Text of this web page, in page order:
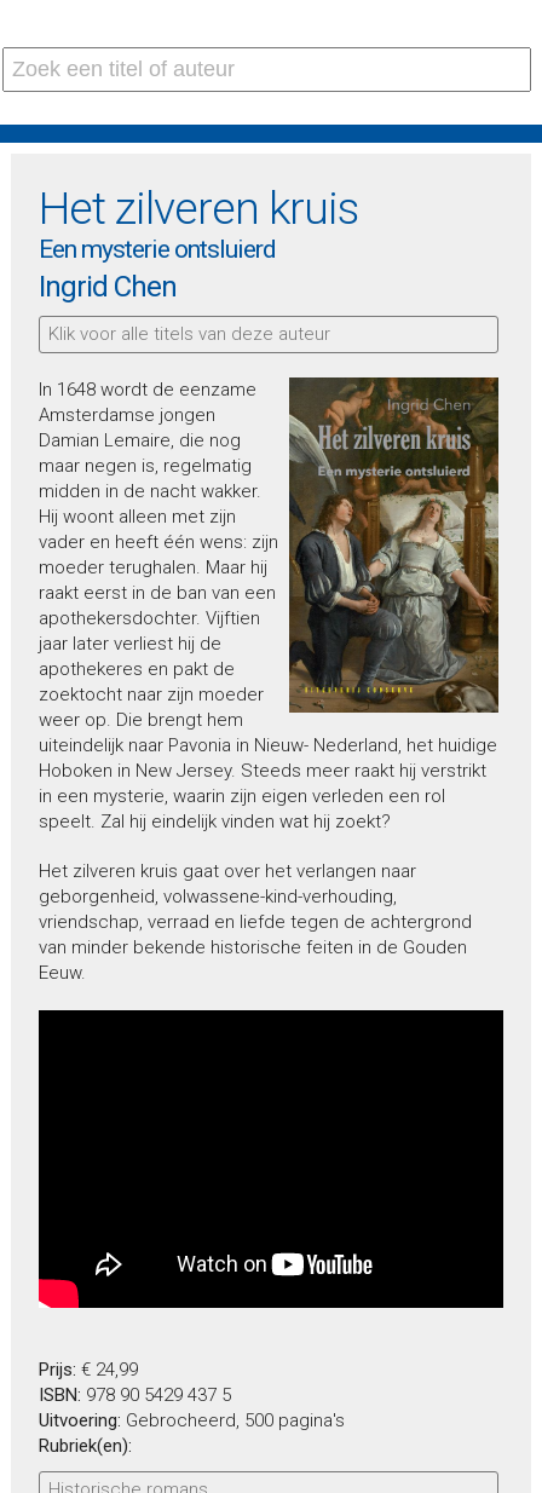
Het zilveren kruis
Een mysterie ontsluierd
Ingrid Chen
Klik voor alle titels van deze auteur
In 1648 wordt de eenzame
Amsterdamse jongen
Damian Lemaire, die nog
maar negen is, regelmatig
midden in de nacht wakker.
Hij woont alleen met zijn
vader en heeft één wens: zijn
moeder terughalen. Maar hij
raakt eerst in de ban van een
apothekersdochter. Vijftien
jaar later verliest hij de
apothekeres en pakt de
zoektocht naar zijn moeder
weer op. Die brengt hem
uiteindelijk naar Pavonia in Nieuw- Nederland, het huidige
Hoboken in New Jersey. Steeds meer raakt hij verstrikt
in een mysterie, waarin zijn eigen verleden een rol
speelt. Zal hij eindelijk vinden wat hij zoekt?
Het zilveren kruis gaat over het verlangen naar
geborgenheid, volwassene-kind-verhouding,
vriendschap, verraad en liefde tegen de achtergrond
van minder bekende historische feiten in de Gouden
Eeuw.
Prijs: € 24,99
ISBN: 978 90 5429 437 5
Uitvoering: Gebrocheerd, 500 pagina's
Rubriek(en):